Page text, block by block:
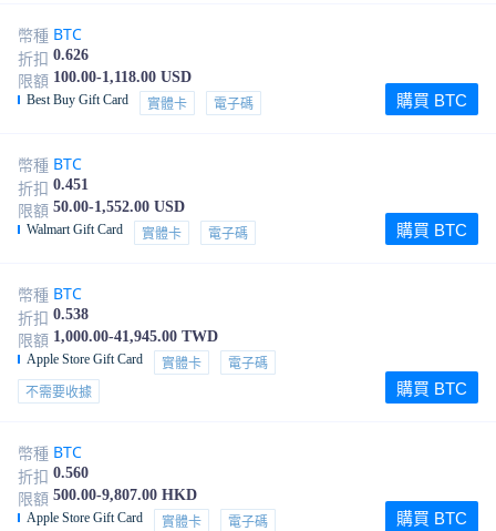
幣種 BTC
折扣 0.626
限額 100.00-1,118.00 USD
Best Buy Gift Card 實體卡 電子碼 購買 BTC
幣種 BTC
折扣 0.451
限額 50.00-1,552.00 USD
Walmart Gift Card 實體卡 電子碼 購買 BTC
幣種 BTC
折扣 0.538
限額 1,000.00-41,945.00 TWD
Apple Store Gift Card 實體卡
電子碼
不需要收據
購買 BTC
幣種 BTC
折扣 0.560
限額 500.00-9,807.00 HKD
Apple Store Gift Card 實體卡 電子碼 購買 BTC